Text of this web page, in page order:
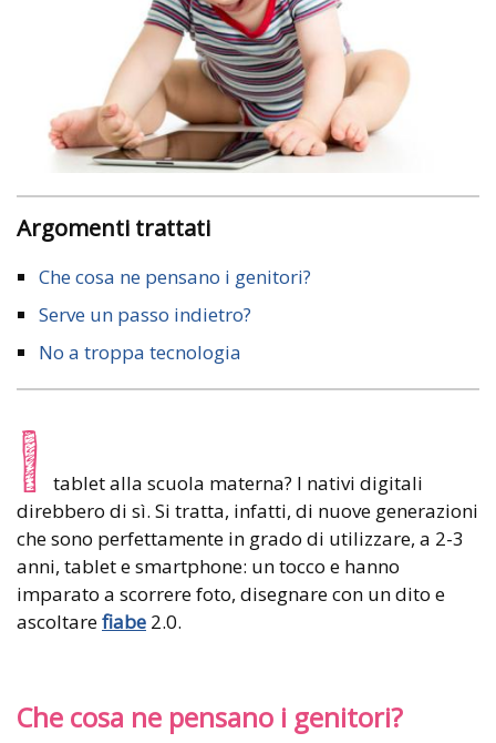
Argomenti trattati
Che cosa ne pensano i genitori?
Serve un passo indietro?
No a troppa tecnologia
I
tablet alla scuola materna? I nativi digitali
direbbero di sì. Si tratta, infatti, di nuove generazioni
che sono perfettamente in grado di utilizzare, a 2-3
anni, tablet e smartphone: un tocco e hanno
imparato a scorrere foto, disegnare con un dito e
ascoltarefiabe 2.0.
Che cosa ne pensano i genitori?